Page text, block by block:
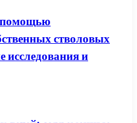
помощью
стволовых
исследования и